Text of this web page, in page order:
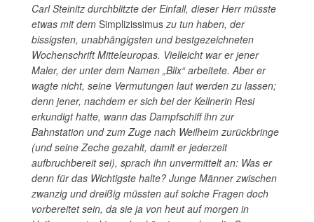
Carl Steinitz durchblitzte der Einfall, dieser Herr müsste
etwas mit dem Simplizissimus zu tun haben, der
bissigsten, unabhängigsten und bestgezeichneten
Wochenschrift Mitteleuropas. Vielleicht war er jener
Maler, der unter dem Namen „Blix“ arbeitete. Aber er
wagte nicht, seine Vermutungen laut werden zu lassen;
denn jener, nachdem er sich bei der Kellnerin Resi
erkundigt hatte, wann das Dampfschiff ihn zur
Bahnstation und zum Zuge nach Weilheim zurückbringe
(und seine Zeche gezahlt, damit er jederzeit
aufbruchbereit sei), sprach ihn unvermittelt an: Was er
denn für das Wichtigste halte? Junge Männer zwischen
zwanzig und dreißig müssten auf solche Fragen doch
vorbereitet sein, da sie ja von heut auf morgen in